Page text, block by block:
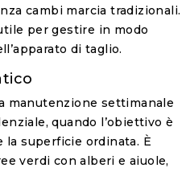
cambi marcia tradizionali.
per gestire in modo
di taglio.
manutenzione settimanale
quando l’obiettivo è
la superficie ordinata. È
verdi con alberi e aiuole,